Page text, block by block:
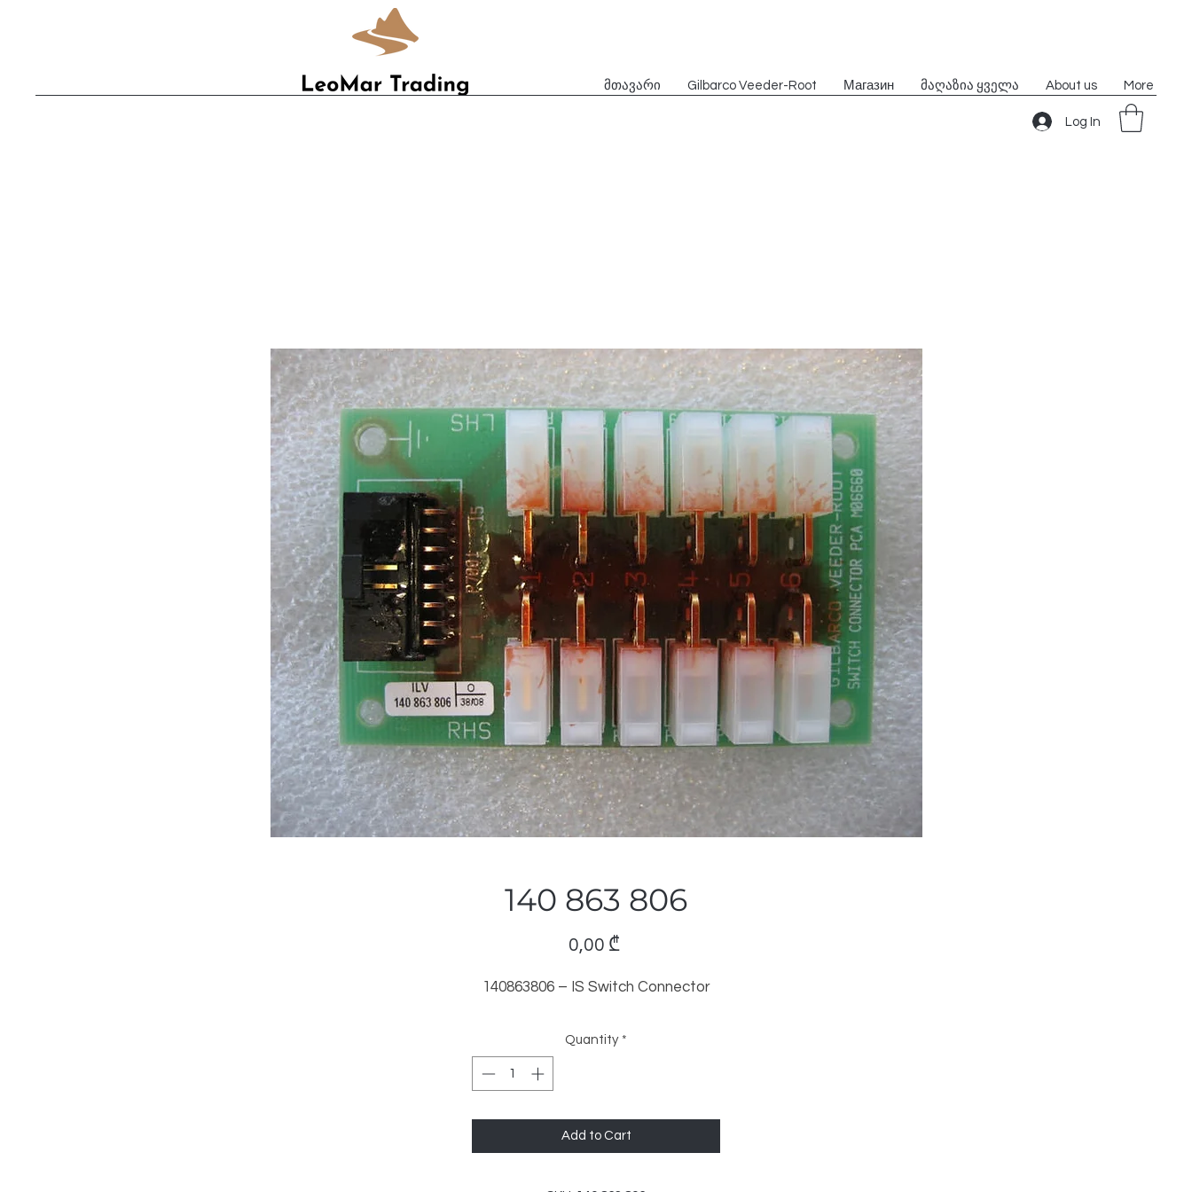
მთავარი Gilbarco Veeder-Root Магазин მაღაზია ყველა About us More
Log In
140 863 806
0,00 ₾Price
140863806 – IS Switch Connector
Quantity *
Add to Cart